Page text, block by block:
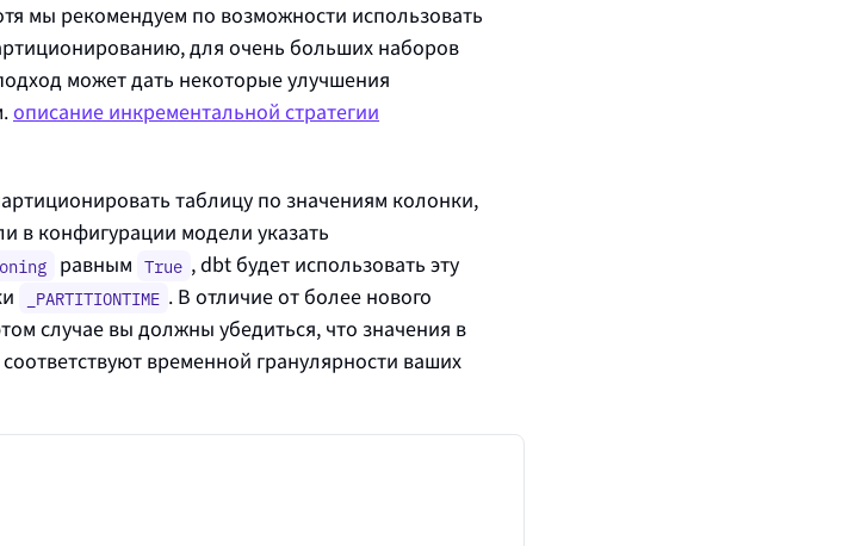
мы рекомендуем по возможности использовать
для очень больших наборов
может дать некоторые улучшения
описание инкрементальной стратегии
таблицу по значениям колонки,
в конфигурации модели указать
равным True , dbt будет использовать эту
_PARTITIONTIME . В отличие от более нового
случае вы должны убедиться, что значения в
временной гранулярности ваших